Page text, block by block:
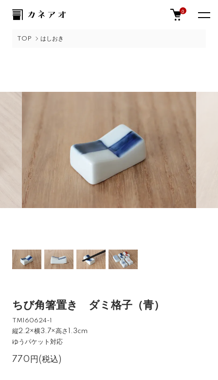
0
TOP はしおき
ちび角箸置き ダミ格子（青）
TM160624-1
縦2.2×横3.7×高さ1.3cm
ゆうパケット対応
770円(税込)